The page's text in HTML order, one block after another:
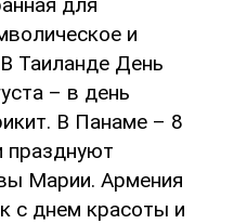
для
и
Таиланде День
– в день
В Панаме – 8
празднуют
Марии. Армения
с днем красоты и